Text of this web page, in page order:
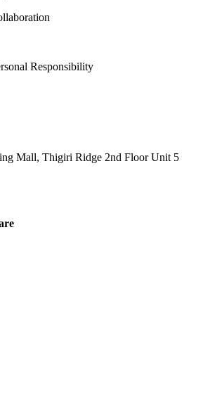
Responsibility
Mall, Thigiri Ridge 2nd Floor Unit 5